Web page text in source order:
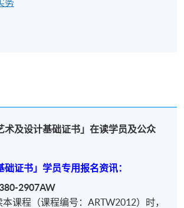
务
术及设计基础证书」在读学员及公众
础证书」学员专用报名资讯：
2907AW
课程（课程编号：ARTW2012）时，